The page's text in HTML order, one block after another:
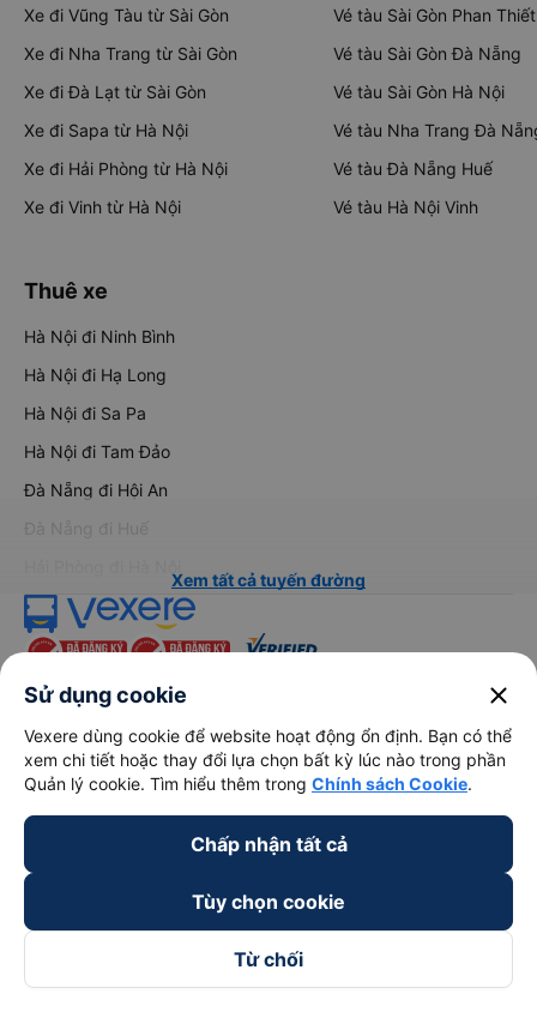
Xe đi Vũng Tàu từ Sài Gòn
Xe đi Nha Trang từ Sài Gòn
Xe đi Đà Lạt từ Sài Gòn
Xe đi Sapa từ Hà Nội
Xe đi Hải Phòng từ Hà Nội
Xe đi Vinh từ Hà Nội
Vé tàu Sài Gòn Phan Thiết
Vé tàu Sài Gòn Đà Nẵng
Vé tàu Sài Gòn Hà Nội
Vé tàu Nha Trang Đà
Vé tàu Đà Nẵng Huế
Vé tàu Hà Nội Vinh
Thuê xe
Hà Nội đi Ninh Bình
Hà Nội đi Hạ Long
Hà Nội đi Sa Pa
Hà Nội đi Tam Đảo
Đà Nẵng đi Hội An
Đà Nẵng đi Huế
Xem tất cả tuyến đường
Về chúng tôi
keyboard_arrow_down
Trở thành đối tác
Đối tác thanh toán
Sử dụng cookie close
Vexere dùng cookie để website hoạt động ổn định. Bạn có thể
xem chi tiết hoặc thay đổi lựa chọn bất kỳ lúc nào trong phần
Quản lý cookie. Tìm hiểu thêm trong Chính sách Cookie.
Chấp nhận tất cả
Tùy chọn cookie
Từ chối